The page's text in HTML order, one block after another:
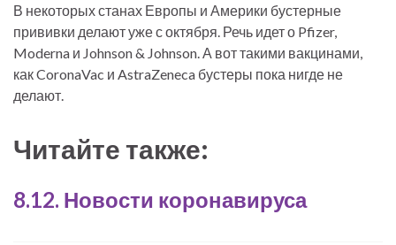
В некоторых станах Европы и Америки бустерные
прививки делают уже с октября. Речь идет о Pfizer,
Moderna и Johnson & Johnson. А вот такими вакцинами,
как CoronaVac и AstraZeneca бустеры пока нигде не
делают.
Читайте также:
8.12. Новости коронавируса